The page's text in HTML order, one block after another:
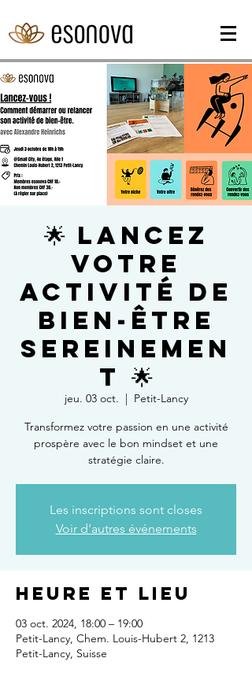
🌟 Lancez
votre
activité de
bien-être
sereinemen
t 🌟
jeu. 03 oct.
  |
Petit-Lancy
Transformez votre passion en une activité
prospère avec le bon mindset et une
stratégie claire.
Les inscriptions sont closes
Voir d'autres événements
Heure et lieu
03 oct. 2024, 18:00 – 19:00
Petit-Lancy, Chem. Louis-Hubert 2, 1213
Petit-Lancy, Suisse